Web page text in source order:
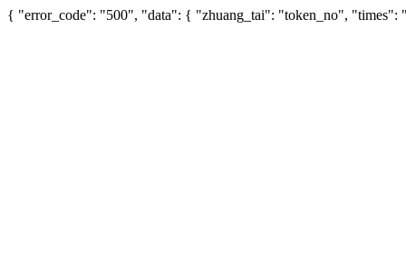
{ "error_code": "500", "data": { "zhuang_tai": "token_no", "times":